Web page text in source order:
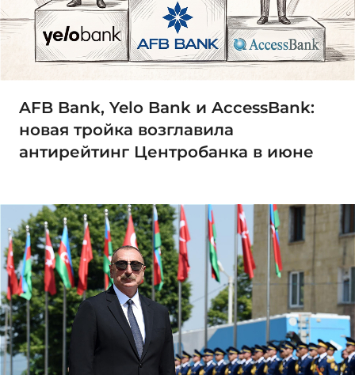
AFB Bank, Yelo Bank и AccessBank:
новая тройка возглавила
антирейтинг Центробанка в июне